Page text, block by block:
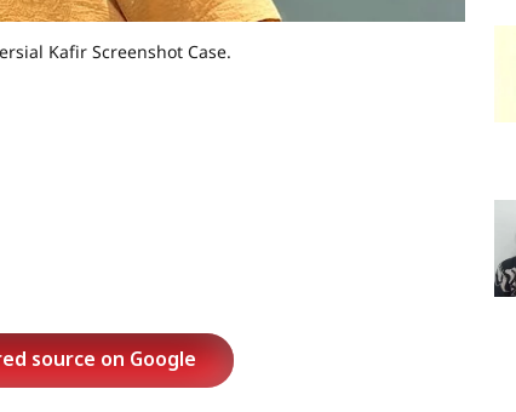
Kafir Screenshot Case.
source on Google